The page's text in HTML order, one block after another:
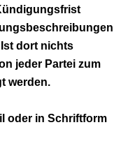
dort nichts
jeder Partei zum
werden.
oder in Schriftform